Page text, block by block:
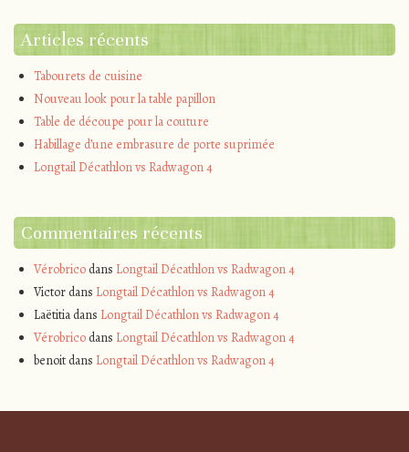
Articles récents
Tabourets de cuisine
Nouveau look pour la table papillon
Table de découpe pour la couture
Habillage d’une embrasure de porte suprimée
Longtail Décathlon vs Radwagon 4
Commentaires récents
Vérobricodans Longtail Décathlon vs Radwagon 4
Victordans Longtail Décathlon vs Radwagon 4
Laëtitiadans Longtail Décathlon vs Radwagon 4
Vérobricodans Longtail Décathlon vs Radwagon 4
benoitdans Longtail Décathlon vs Radwagon 4